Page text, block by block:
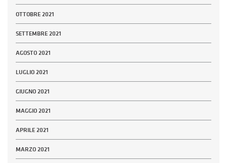
OTTOBRE 2021
SETTEMBRE 2021
AGOSTO 2021
LUGLIO 2021
GIUGNO 2021
MAGGIO 2021
APRILE 2021
MARZO 2021